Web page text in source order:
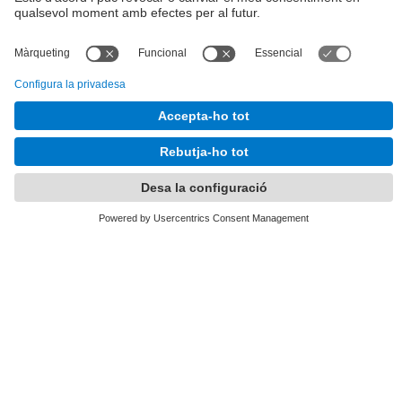
Tel.:93 401 63 12
E-mail: info.alumni@upc.edu
Directori UPC
Formulari de contacte
Llista Xarxes Socials